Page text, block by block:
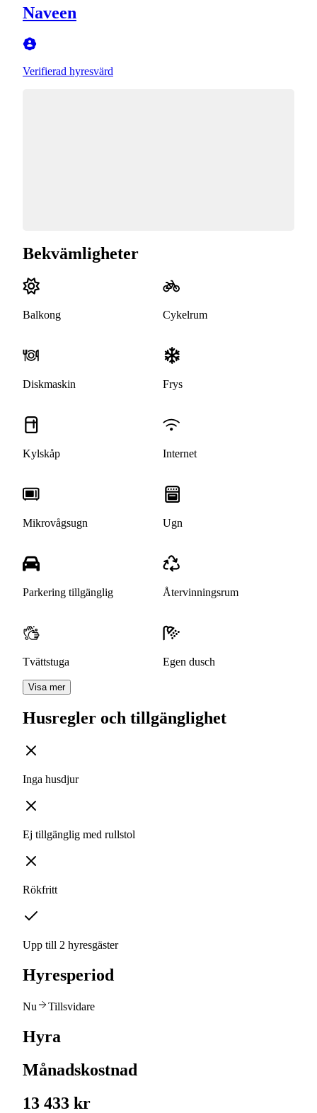
Naveen
Verifierad hyresvärd
Bekvämligheter
Balkong Cykelrum
Diskmaskin Frys
Kylskåp Internet
Mikrovågsugn Ugn
Parkering tillgänglig Återvinningsrum
Tvättstuga Egen dusch
Visa mer
Husregler och tillgänglighet
Inga husdjur
Ej tillgänglig med rullstol
Rökfritt
Upp till 2 hyresgäster
Hyresperiod
Nu Tillsvidare
Hyra
Månadskostnad
13 433 kr